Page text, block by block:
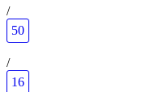
/
50
/
16